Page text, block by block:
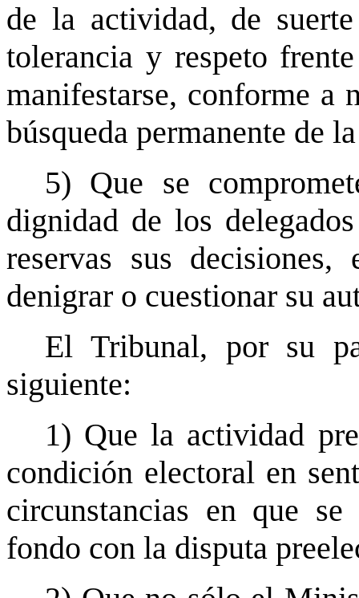
de la actividad, de
tolerancia y respeto
manifestarse, conforme a
búsqueda permanente de
5) Que se
dignidad de los
reservas sus
denigrar o cuestionar su
El Tribunal, por su
siguiente:
1) Que la actividad
condición electoral en
circunstancias en que
fondo con la disputa